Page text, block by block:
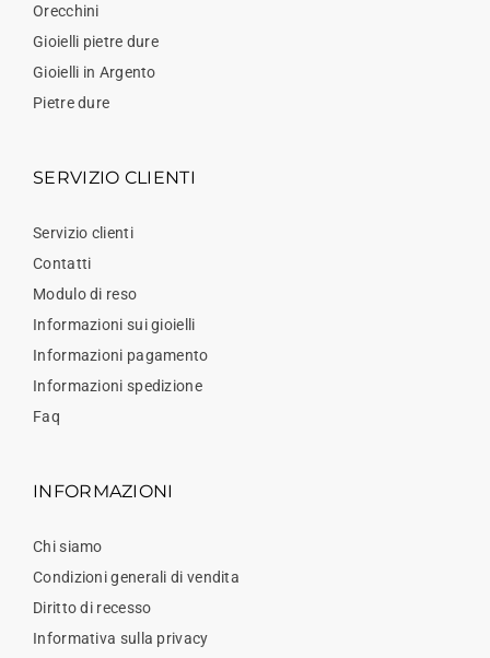
Orecchini
Gioielli pietre dure
Gioielli in Argento
Pietre dure
SERVIZIO CLIENTI
Servizio clienti
Contatti
Modulo di reso
Informazioni sui gioielli
Informazioni pagamento
Informazioni spedizione
Faq
INFORMAZIONI
Chi siamo
Condizioni generali di vendita
Diritto di recesso
Informativa sulla privacy